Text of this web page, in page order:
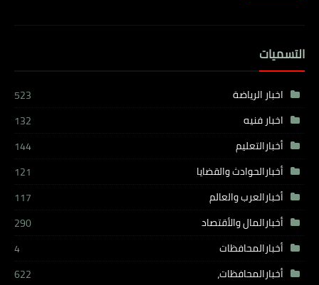
التسميات
اخبار الرياضة
523
اخبار فنيه
132
أخبارالتعليم
144
أخبارالحوادث والقضايا
121
أخبارالعرب والعالم
117
أخبارالمال والأقتصاد
290
أخبارالمحافظات
4
أخبارالمحافظات،
622